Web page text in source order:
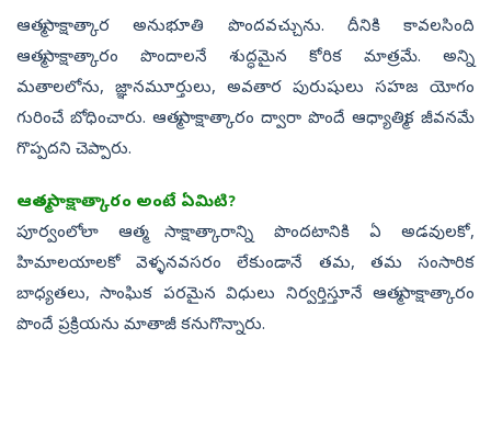
ఆత్మసాక్షాత్కార అనుభూతి పొందవచ్చును. దీనికి కావలసింది
ఆత్మసాక్షాత్కారం పొందాలనే శుద్ధమైన కోరిక మాత్రమే. అన్ని
మతాలలోను, జ్ఞానమూర్తులు, అవతార పురుషులు సహజ యోగం
గురించే బోధించారు. ఆత్మసాక్షాత్కారం ద్వారా పొందే ఆధ్యాత్మిక జీవనమే
గొప్పదని చెప్పారు.
ఆత్మసాక్షాత్కారం అంటే ఏమిటి?
పూర్వంలోలా ఆత్మ సాక్షాత్కారాన్ని పొందటానికి ఏ అడవులకో,
హిమాలయాలకో వెళ్ళనవసరం లేకుండానే తమ, తమ సంసారిక
బాధ్యతలు, సాంఘిక పరమైన విధులు నిర్వర్తిస్తూనే ఆత్మసాక్షాత్కారం
పొందే ప్రక్రియను మాతాజీ కనుగొన్నారు.